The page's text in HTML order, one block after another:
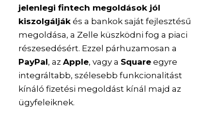
jelenlegi fintech megoldások jól
kiszolgálják és a bankok saját fejlesztésű
megoldása, a Zelle küszködni fog a piaci
részesedésért. Ezzel párhuzamosan a
PayPal, azApple, vagy a Square egyre
integráltabb, szélesebb funkcionalitást
kínáló fizetési megoldást kínál majd az
ügyfeleiknek.